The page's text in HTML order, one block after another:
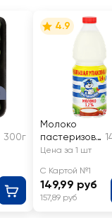
300г
4.9
Молоко
пастеризова
нное
ШИНО 3,2%,
без змж
Цена за 1 шт
С Картой №1
149,99 руб
157,89 руб